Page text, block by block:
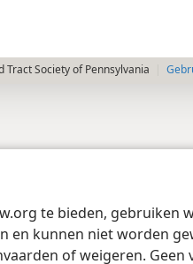
te bieden, gebruiken
en kunnen niet worden
of weigeren.
Society of Pennsylvania